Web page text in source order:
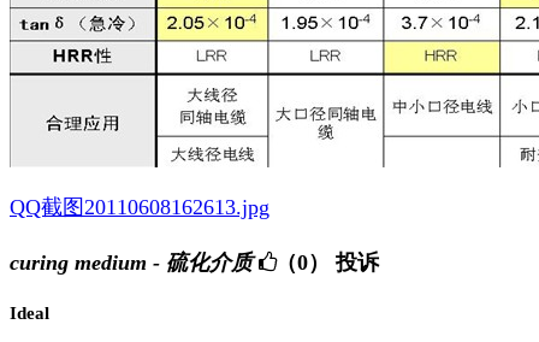
QQ截图20110608162613.jpg
curing medium - 硫化介质 （0） 投诉
Ideal